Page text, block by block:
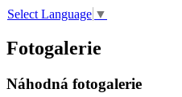
Select Language ▼
Fotogalerie
Náhodná fotogalerie